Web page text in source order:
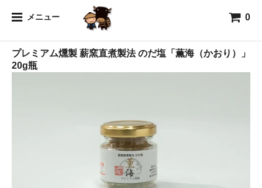
メニュー 0
海
プレミアム燻製 薪窯直煮製法 のだ塩「薫海（かおり）」
20g瓶